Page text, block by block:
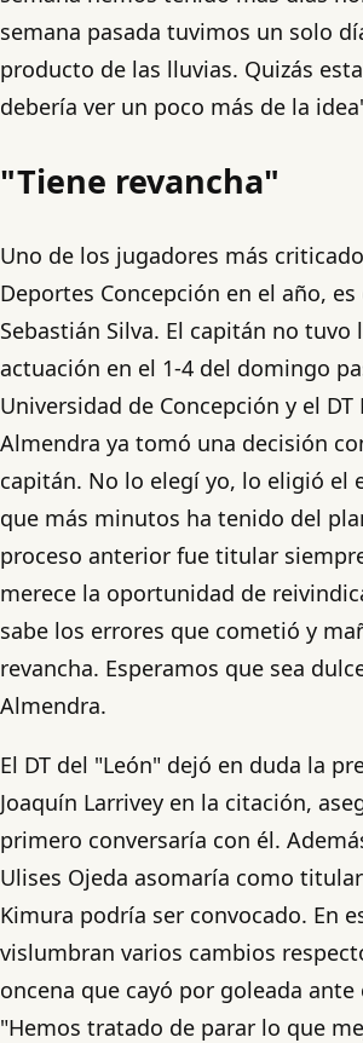
semana pasada tuvimos un solo
producto de las lluvias. Quizás
debería ver un poco más de la
"Tiene revancha"
Uno de los jugadores más
Deportes Concepción en el año, es
Sebastián Silva. El capitán no tuvo
actuación en el 1-4 del domingo
Universidad de Concepción y el DT
Almendra ya tomó una decisión
capitán. No lo elegí yo, lo eligió el
que más minutos ha tenido del
proceso anterior fue titular
merece la oportunidad de
sabe los errores que cometió y
revancha. Esperamos que sea
Almendra.
El DT del "León" dejó en duda la
Joaquín Larrivey en la citación,
primero conversaría con él.
Ulises Ojeda asomaría como
Kimura podría ser convocado. En
vislumbran varios cambios
oncena que cayó por goleada ante
"Hemos tratado de parar lo que